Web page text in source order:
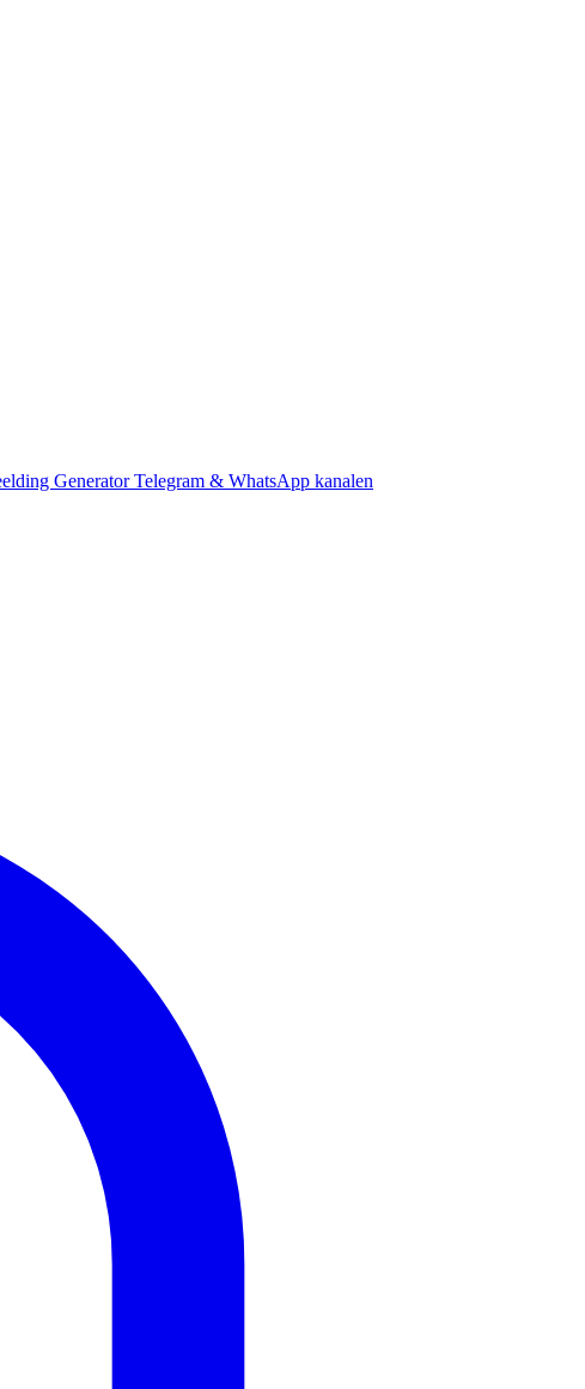
GeneratorTelegram & WhatsApp kanalen